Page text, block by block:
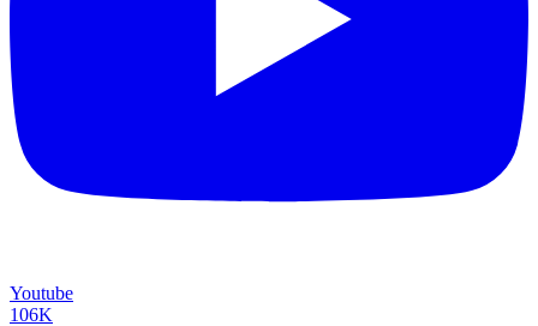
Youtube
106K